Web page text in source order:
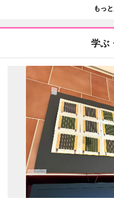
もっ
学ぶ